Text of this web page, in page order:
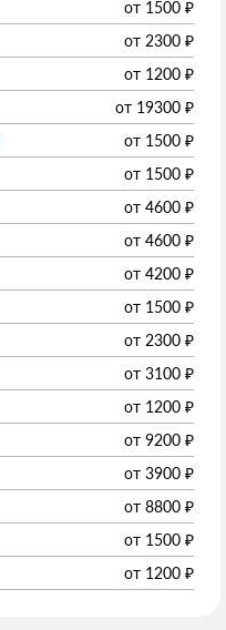
от 1500 ₽
от 2300 ₽
от 1200 ₽
от 19300 ₽
от 1500 ₽
от 1500 ₽
от 4600 ₽
от 4600 ₽
от 4200 ₽
от 1500 ₽
от 2300 ₽
от 3100 ₽
от 1200 ₽
от 9200 ₽
от 3900 ₽
от 8800 ₽
от 1500 ₽
от 1200 ₽